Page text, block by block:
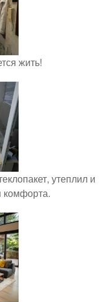
жить!
утеплил и
комфорта.